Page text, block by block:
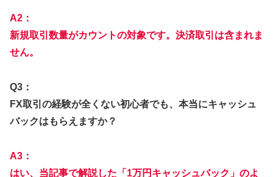
A2：
新規取引数量がカウントの対象です。決済取引は含まれま
せん。
Q3：
FX取引の経験が全くない初心者でも、本当にキャッシュ
バックはもらえますか？
A3：
はい、当記事で解説した「1万円キャッシュバック」のよ